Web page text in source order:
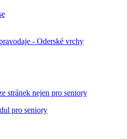
- Oderské vrchy
stránek nejen pro seniory